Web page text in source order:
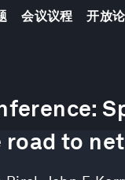
会议议程 开放
road to